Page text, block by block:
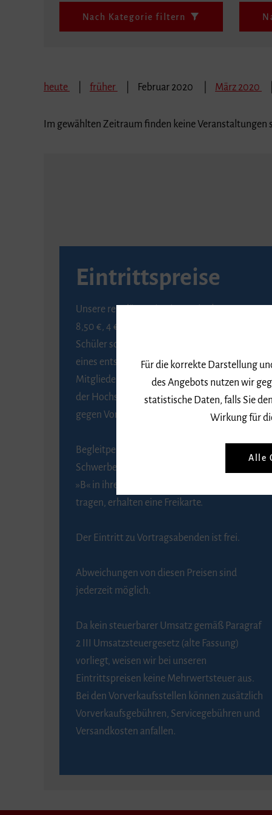
Nach Kategorie filtern
heute früher Februar 2020 März 2020
Im gewählten Zeitraum finden keine Veranstaltungen
Eintrittspreise
Unsere regulären Eintrittspreise betragen
8,50 €, 4 € ermäßigt für Schülerinnen und
Schüler sowie Studierende gegen Vorlage
eines entsprechenden Nachweises, 6 € für
Mitglieder der Gesellschaft zur Förderung
der Hochschule für Musik Freiburg e. V.
gegen Vorlage des Mitgliedsausweises.
Begleitpersonen von Menschen mit
Schwerbehinderung, die das Merkzeichen
»B« in ihrem Schwerbehindertenausweis
tragen, erhalten eine Freikarte.
Der Eintritt zu Vortragsabenden ist frei.
Abweichungen von diesen Preisen sind
jederzeit möglich.
Da kein steuerbarer Umsatz gemäß Paragraf
2 III Umsatzsteuergesetz (alte Fassung)
vorliegt, weisen wir bei unseren
Eintrittspreisen keine Mehrwertsteuer aus.
Bei den Vorverkaufsstellen können zusätzlich
Vorverkaufsgebühren, Servicegebühren und
Versandkosten anfallen.
Für die korrekte Darstellung
des Angebots nutzen wir
statistische Daten, falls Sie
Wirkung für
Alle